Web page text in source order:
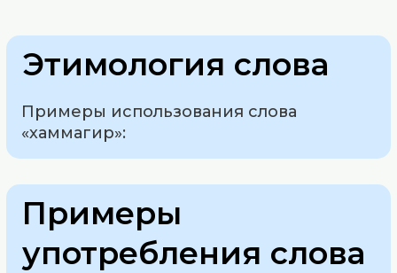
Этимология слова
Примеры использования слова
«хаммагир»:
Примеры
употребления слова